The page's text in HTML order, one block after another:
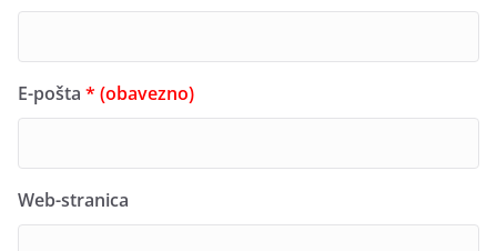
E-pošta * (obavezno)
Web-stranica